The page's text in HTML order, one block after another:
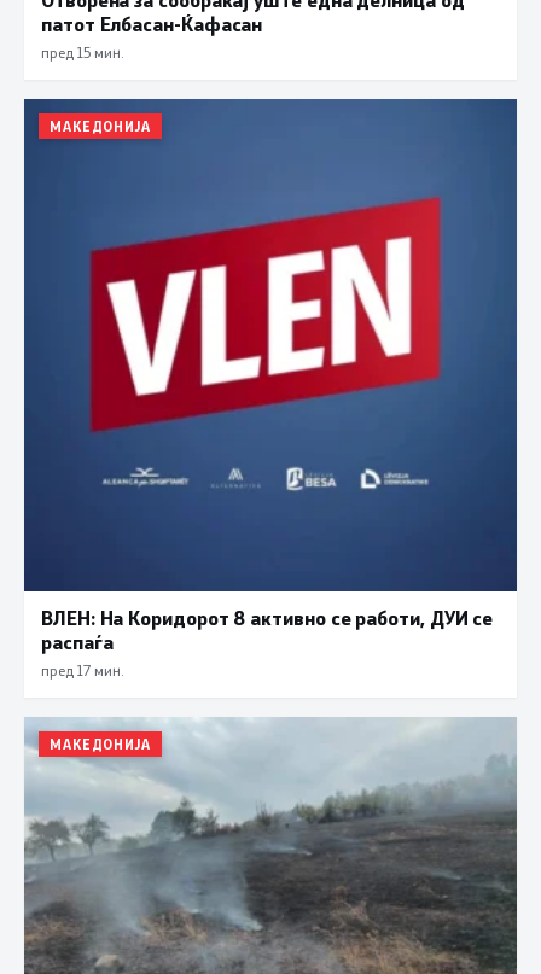
патот Елбасан-Ќафасан
пред 15 мин.
МАКЕДОНИЈА
ВЛЕН: На Коридорот 8 активно се работи, ДУИ се
распаѓа
пред 17 мин.
МАКЕДОНИЈА